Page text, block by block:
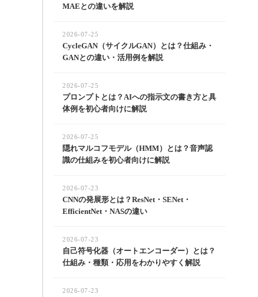
MAEとの違いを解説
CycleGAN（サイクルGAN）とは？仕組み・
GANとの違い・活用例を解説
2026-07-25
プロンプトとは？AIへの指示文の書き方と具
体例を初心者向けに解説
2026-07-25
隠れマルコフモデル（HMM）とは？音声認
識の仕組みを初心者向けに解説
2026-07-25
CNNの発展形とは？ResNet・SENet・
EfficientNet・NASの違い
2026-07-23
自己符号化器（オートエンコーダー）とは？
仕組み・種類・応用をわかりやすく解説
2026-07-23
2026-07-23